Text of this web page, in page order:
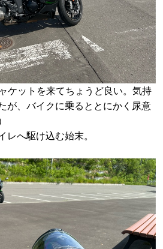
ケットを来てちょうど良い。気持
が、バイクに乗るととにかく尿意
レへ駆け込む始末。